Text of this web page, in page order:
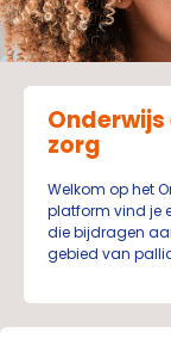
zorg
Welkom op het
platform vind je
die bijdragen
gebied van